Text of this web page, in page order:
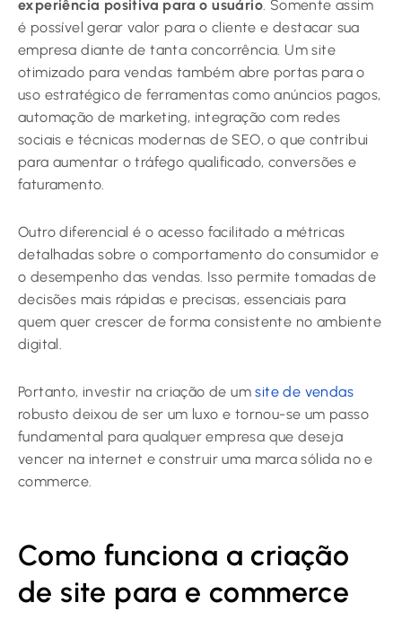
experiência positiva para o usuário . Somente assim
é possível gerar valor para o cliente e destacar sua
empresa diante de tanta concorrência. Um site
otimizado para vendas também abre portas para o
uso estratégico de ferramentas como anúncios pagos,
automação de marketing, integração com redes
sociais e técnicas modernas de SEO, o que contribui
para aumentar o tráfego qualificado, conversões e
faturamento.
Outro diferencial é o acesso facilitado a métricas
detalhadas sobre o comportamento do consumidor e
o desempenho das vendas. Isso permite tomadas de
decisões mais rápidas e precisas, essenciais para
quem quer crescer de forma consistente no ambiente
digital.
Portanto, investir na criação de umsite de vendas
robusto deixou de ser um luxo e tornou-se um passo
fundamental para qualquer empresa que deseja
vencer na internet e construir uma marca sólida no e
commerce.
Como funciona a criação
de site para e commerce